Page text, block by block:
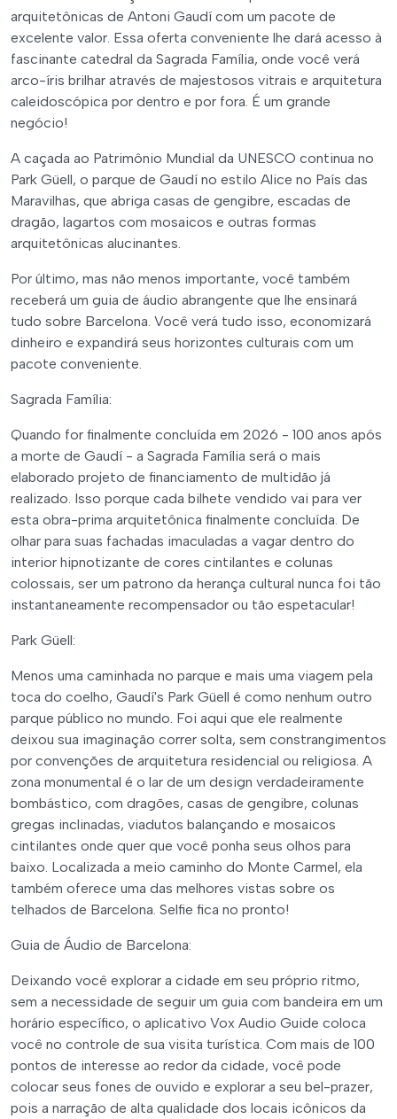
arquitetônicas de Antoni Gaudí com um pacote de
excelente valor. Essa oferta conveniente lhe dará acesso à
fascinante catedral da Sagrada Família, onde você verá
arco-íris brilhar através de majestosos vitrais e arquitetura
caleidoscópica por dentro e por fora. É um grande
negócio!
A caçada ao Patrimônio Mundial da UNESCO continua no
Park Güell, o parque de Gaudí no estilo Alice no País das
Maravilhas, que abriga casas de gengibre, escadas de
dragão, lagartos com mosaicos e outras formas
arquitetônicas alucinantes.
Por último, mas não menos importante, você também
receberá um guia de áudio abrangente que lhe ensinará
tudo sobre Barcelona. Você verá tudo isso, economizará
dinheiro e expandirá seus horizontes culturais com um
pacote conveniente.
Sagrada Família:
Quando for finalmente concluída em 2026 - 100 anos após
a morte de Gaudí - a Sagrada Família será o mais
elaborado projeto de financiamento de multidão já
realizado. Isso porque cada bilhete vendido vai para ver
esta obra-prima arquitetônica finalmente concluída. De
olhar para suas fachadas imaculadas a vagar dentro do
interior hipnotizante de cores cintilantes e colunas
colossais, ser um patrono da herança cultural nunca foi tão
instantaneamente recompensador ou tão espetacular!
Park Güell:
Menos uma caminhada no parque e mais uma viagem pela
toca do coelho, Gaudí's Park Güell é como nenhum outro
parque público no mundo. Foi aqui que ele realmente
deixou sua imaginação correr solta, sem constrangimentos
por convenções de arquitetura residencial ou religiosa. A
zona monumental é o lar de um design verdadeiramente
bombástico, com dragões, casas de gengibre, colunas
gregas inclinadas, viadutos balançando e mosaicos
cintilantes onde quer que você ponha seus olhos para
baixo. Localizada a meio caminho do Monte Carmel, ela
também oferece uma das melhores vistas sobre os
telhados de Barcelona. Selfie fica no pronto!
Guia de Áudio de Barcelona:
Deixando você explorar a cidade em seu próprio ritmo,
sem a necessidade de seguir um guia com bandeira em um
horário específico, o aplicativo Vox Audio Guide coloca
você no controle de sua visita turística. Com mais de 100
pontos de interesse ao redor da cidade, você pode
colocar seus fones de ouvido e explorar a seu bel-prazer,
pois a narração de alta qualidade dos locais icônicos da